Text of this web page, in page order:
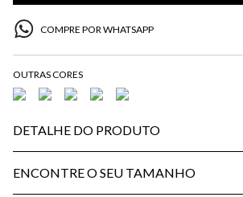
COMPRE POR WHATSAPP
DETALHE DO PRODUTO
ENCONTRE O SEU TAMANHO